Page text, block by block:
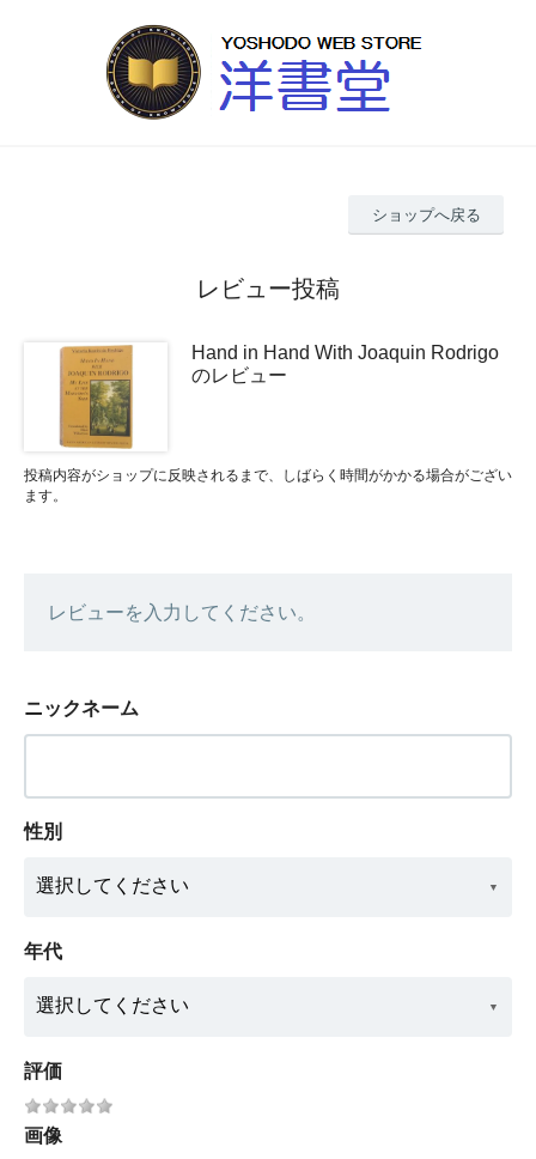
ショップへ戻る
レビュー投稿
Hand in Hand With Joaquin Rodrigo
のレビュー
投稿内容がショップに反映されるまで、しばらく時間がかかる場合がござい
ます。
レビューを入力してください。
ニックネーム
性別
年代
評価
画像